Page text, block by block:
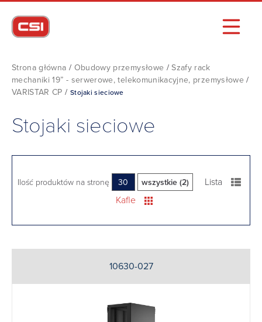
Strona główna / Obudowy przemysłowe /Szafy rack
mechaniki 19” - serwerowe, telekomunikacyjne, przemysłowe /
VARISTAR CP / Stojaki sieciowe
Stojaki sieciowe
Ilość produktów na stronę 30 wszystkie (2)
Lista
Kafle
10630-027